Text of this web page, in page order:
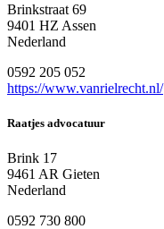
Brinkstraat 69
9401 HZ Assen
Nederland
0592 205 052
https://www.vanrielrecht.nl/
Raatjes advocatuur
Brink 17
9461 AR Gieten
Nederland
0592 730 800